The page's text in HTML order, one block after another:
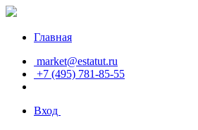
Главная
market@estatut.ru
+7 (495) 781-85-55
Вход